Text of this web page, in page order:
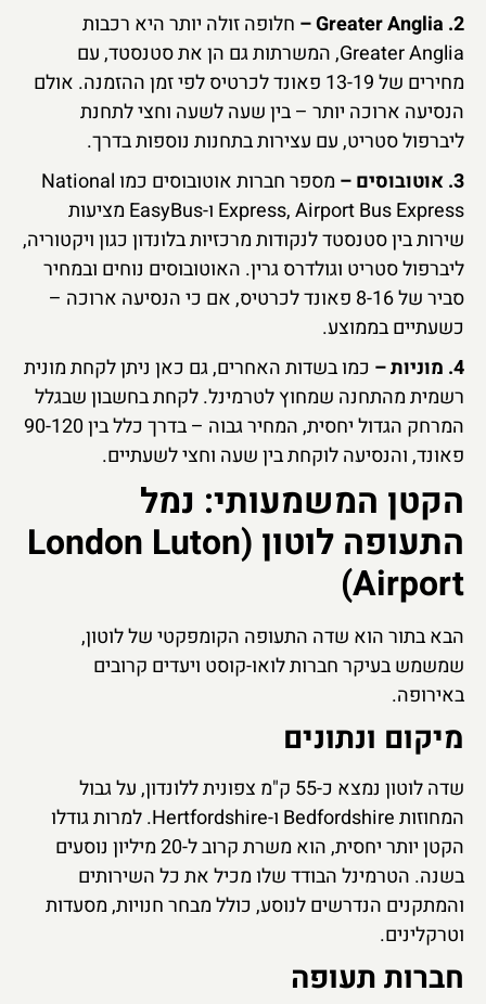
2. Greater Anglia –
חלופה זולה יותר היא רכבות
Greater Anglia, המשרתות גם הן את סטנסטד, עם
מחירים של 13-19 פאונד לכרטיס לפי זמן ההזמנה. אולם
הנסיעה ארוכה יותר – בין שעה לשעה וחצי לתחנת
ליברפול סטריט, עם עצירות בתחנות נוספות בדרך.
3. אוטובוסים –
מספר חברות אוטובוסים כמו National
Express, Airport Bus Express ו-EasyBus מציעות
שירות בין סטנסטד לנקודות מרכזיות בלונדון כגון ויקטוריה,
ליברפול סטריט וגולדרס גרין. האוטובוסים נוחים ובמחיר
סביר של 8-16 פאונד לכרטיס, אם כי הנסיעה ארוכה –
כשעתיים בממוצע.
4. מוניות –
כמו בשדות האחרים, גם כאן ניתן לקחת מונית
רשמית מהתחנה שמחוץ לטרמינל. לקחת בחשבון שבגלל
המרחק הגדול יחסית, המחיר גבוה – בדרך כלל בין 90-120
פאונד, והנסיעה לוקחת בין שעה וחצי לשעתיים.
הקטן המשמעותי: נמל
התעופה לוטון (London Luton
Airport)
הבא בתור הוא שדה התעופה הקומפקטי של לוטון,
שמשמש בעיקר חברות לואו-קוסט ויעדים קרובים
באירופה.
מיקום ונתונים
שדה לוטון נמצא כ-55 ק"מ צפונית ללונדון, על גבול
המחוזות Bedfordshire ו-Hertfordshire. למרות גודלו
הקטן יותר יחסית, הוא משרת קרוב ל-20 מיליון נוסעים
בשנה. הטרמינל הבודד שלו מכיל את כל השירותים
והמתקנים הנדרשים לנוסע, כולל מבחר חנויות, מסעדות
וטרקלינים.
חברות תעופה